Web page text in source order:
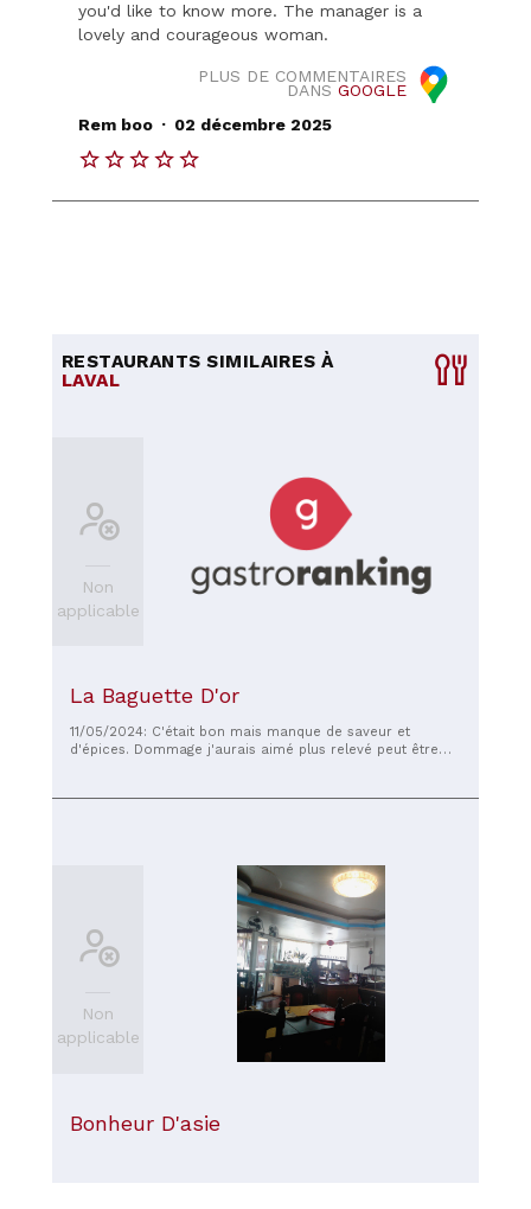
you'd like to know more. The manager is a
lovely and courageous woman.
PLUS DE COMMENTAIRES
DANS GOOGLE
Rem boo . 02 décembre 2025
RESTAURANTS SIMILAIRES À
LAVAL
Non
applicable
La Baguette D'or
11/05/2024: C'était bon mais manque de saveur et
d'épices. Dommage j'aurais aimé plus relevé peut être
bnne cuisine maison, je ne sais pas!!!!
Non
applicable
Bonheur D'asie